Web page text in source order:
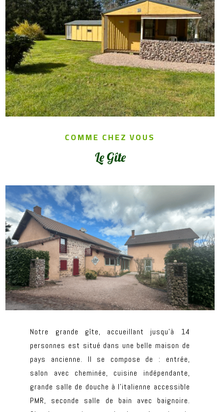
COMME CHEZ VOUS
Le Gîte
Notre grande gîte, accueillant jusqu’à 14
personnes est situé dans une belle maison de
pays ancienne. Il se compose de : entrée,
salon avec cheminée, cuisine indépendante,
grande salle de douche à l’italienne accessible
PMR, seconde salle de bain avec baignoire.